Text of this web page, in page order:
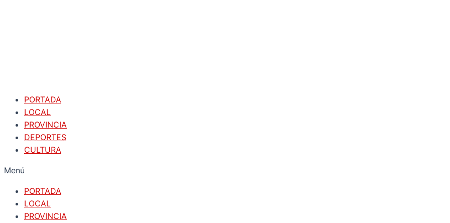
PORTADA
LOCAL
PROVINCIA
DEPORTES
CULTURA
Menú
PORTADA
LOCAL
PROVINCIA